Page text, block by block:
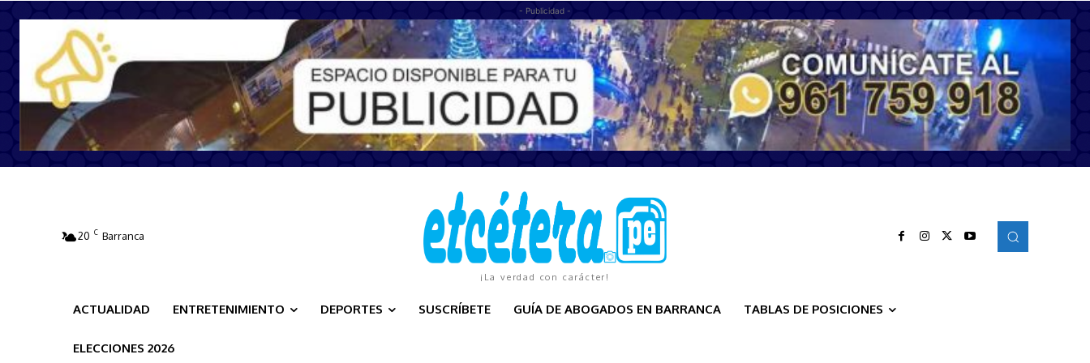
- Publicidad -
20 C Barranca
¡La verdad con carácter!
ACTUALIDAD ENTRETENIMIENTO DEPORTES SUSCRÍBETE GUÍA DE ABOGADOS EN BARRANCA TABLAS DE POSICIONES
ELECCIONES 2026